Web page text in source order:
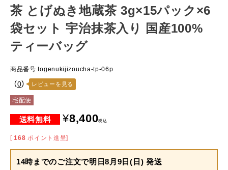
茶 とげぬき地蔵茶 3g×15パック×6
袋セット 宇治抹茶入り 国産100%
ティーバッグ
商品番号 togenukijizoucha-tp-06p
（0） レビューを見る
宅配便
¥8,400税込
[ 168 ポイント進呈]
14時までのご注文で明日8月9日(日) 発送